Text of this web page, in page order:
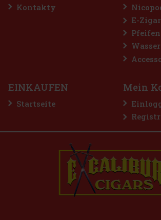
Kontakty
E-
Pfeifen
EINKAUFEN
Startseite
Mein